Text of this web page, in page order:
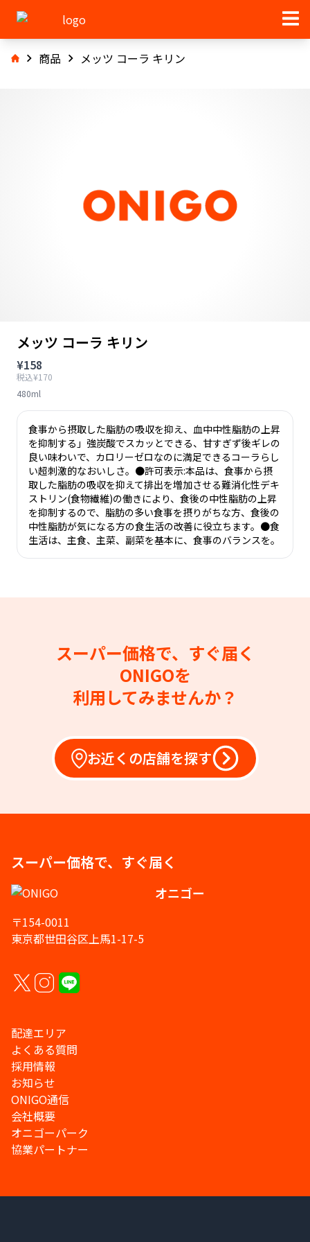
商品 メッツ コーラ キリン
メッツ コーラ キリン
¥158
税込¥170
480ml
食事から摂取した脂肪の吸収を抑え、血中中性脂肪の上昇
を抑制する」強炭酸でスカッとできる、甘すぎず後ギレの
良い味わいで、カロリーゼロなのに満足できるコーラらし
い超刺激的なおいしさ。●許可表示:本品は、食事から摂
取した脂肪の吸収を抑えて排出を増加させる難消化性デキ
ストリン(食物繊維)の働きにより、食後の中性脂肪の上昇
を抑制するので、脂肪の多い食事を摂りがちな方、食後の
中性脂肪が気になる方の食生活の改善に役立ちます。●食
生活は、主食、主菜、副菜を基本に、食事のバランスを。
スーパー価格で、すぐ届く
ONIGOを
利用してみませんか？
お近くの店舗を探す
スーパー価格で、すぐ届く
オニゴー
〒154-0011
東京都世田谷区上馬1-17-5
配達エリア
よくある質問
採用情報
お知らせ
ONIGO通信
会社概要
オニゴーパーク
協業パートナー